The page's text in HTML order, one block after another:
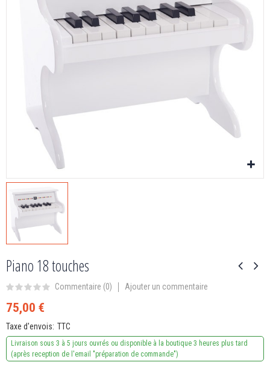
Piano 18 touches
Commentaire (0) Ajouter un commentaire
75,00 €
Taxe d'envois TTC
Livraison sous 3 à 5 jours ouvrés ou disponible à la boutique 3 heures plus tard
(après reception de l'email "préparation de commande")